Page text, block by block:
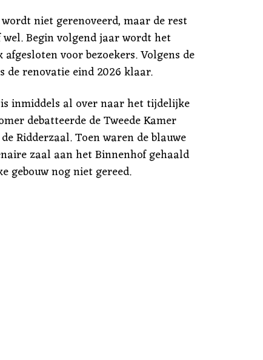
niet gerenoveerd, maar de rest
Begin volgend jaar wordt het
voor bezoekers. Volgens de
de renovatie eind 2026 klaar.
is inmiddels al over naar het tijdelijke
debatteerde de Tweede Kamer
Ridderzaal. Toen waren de blauwe
zaal aan het Binnenhof gehaald
gebouw nog niet gereed.